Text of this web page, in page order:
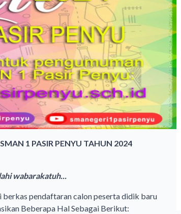
1 PASIR PENYU TAHUN 2024
wabarakatuh...
pendaftaran calon peserta didik baru
Beberapa Hal Sebagai Berikut: